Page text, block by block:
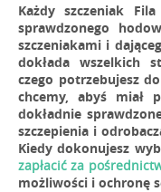
Każdy szczeniak
sprawdzonego
szczeniakami i
dokłada wszelkich
czego potrzebujesz
chcemy, abyś miał
dokładnie
szczepienia i
Kiedy dokonujesz
zapłacić za
możliwości i ochronę